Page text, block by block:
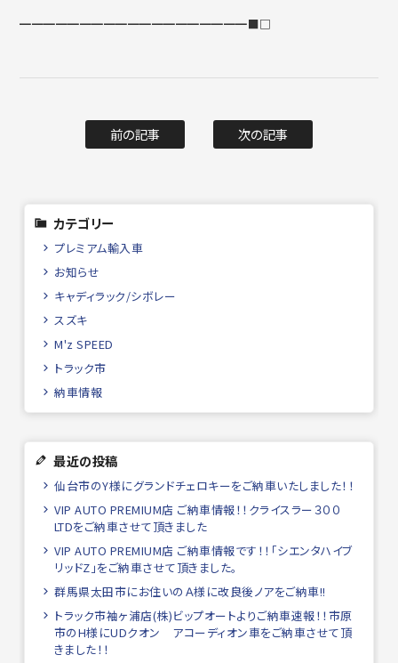
━━━━━━━━━━━━━━━━━━━■□
前の記事 次の記事
カテゴリー
プレミアム輸入車
お知らせ
キャディラック/シボレー
スズキ
M'z SPEED
トラック市
納車情報
最近の投稿
仙台市のY様にグランドチェロキーをご納車いたしました！！
VIP AUTO PREMIUM店 ご納車情報！！クライスラー３００
LTDをご納車させて頂きました
VIP AUTO PREMIUM店 ご納車情報です！！「シエンタハイブ
リッドZ」をご納車させて頂きました。
群馬県太田市にお住いのＡ様に改良後ノアをご納車!!
トラック市袖ヶ浦店(株)ビップオートよりご納車速報！！市原
市のH様にUDクオン アコーディオン車をご納車させて頂
きました！！